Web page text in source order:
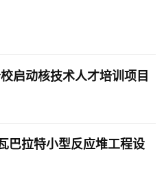
启动核技术人才培训项目
巴拉特小型反应堆工程设